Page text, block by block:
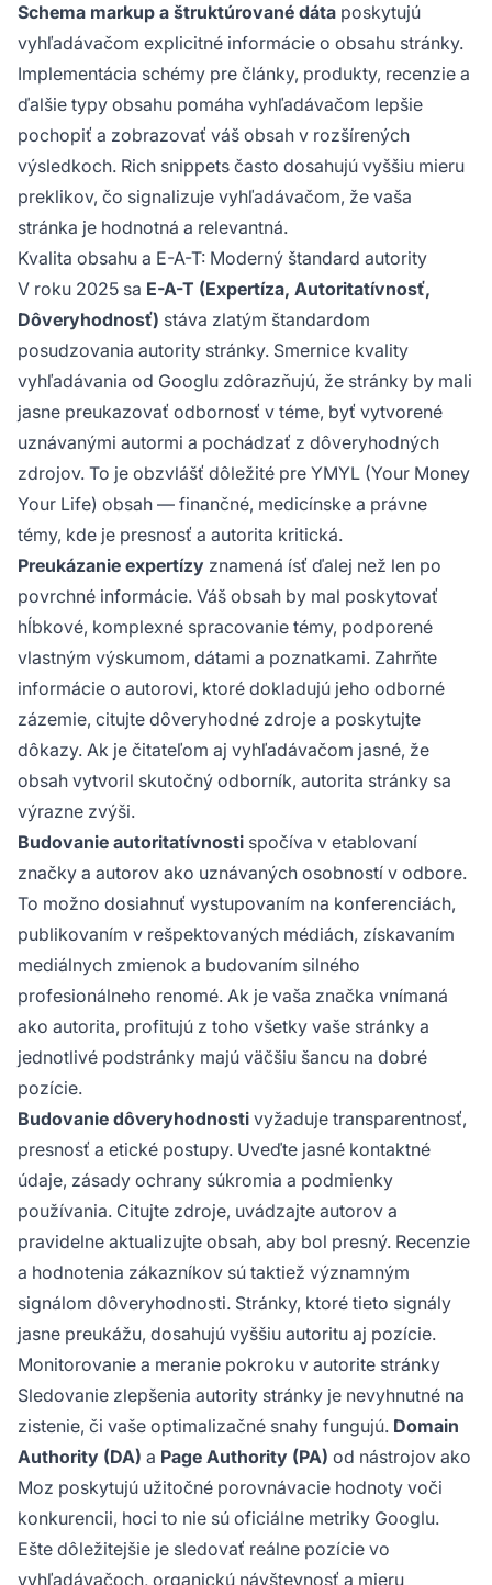
Schema markup a štruktúrované dáta poskytujú
vyhľadávačom explicitné informácie o obsahu stránky.
Implementácia schémy pre články, produkty, recenzie a
ďalšie typy obsahu pomáha vyhľadávačom lepšie
pochopiť a zobrazovať váš obsah v rozšírených
výsledkoch. Rich snippets často dosahujú vyššiu mieru
preklikov, čo signalizuje vyhľadávačom, že vaša
stránka je hodnotná a relevantná.
Kvalita obsahu a E-A-T: Moderný štandard autority
V roku 2025 sa E-A-T (Expertíza, Autoritatívnosť,
Dôveryhodnosť) stáva zlatým štandardom
posudzovania autority stránky. Smernice kvality
vyhľadávania od Googlu zdôrazňujú, že stránky by mali
jasne preukazovať odbornosť v téme, byť vytvorené
uznávanými autormi a pochádzať z dôveryhodných
zdrojov. To je obzvlášť dôležité pre YMYL (Your Money
Your Life) obsah — finančné, medicínske a právne
témy, kde je presnosť a autorita kritická.
Preukázanie expertízy znamená ísť ďalej než len po
povrchné informácie. Váš obsah by mal poskytovať
hĺbkové, komplexné spracovanie témy, podporené
vlastným výskumom, dátami a poznatkami. Zahrňte
informácie o autorovi, ktoré dokladujú jeho odborné
zázemie, citujte dôveryhodné zdroje a poskytujte
dôkazy. Ak je čitateľom aj vyhľadávačom jasné, že
obsah vytvoril skutočný odborník, autorita stránky sa
výrazne zvýši.
Budovanie autoritatívnosti spočíva v etablovaní
značky a autorov ako uznávaných osobností v odbore.
To možno dosiahnuť vystupovaním na konferenciách,
publikovaním v rešpektovaných médiách, získavaním
mediálnych zmienok a budovaním silného
profesionálneho renomé. Ak je vaša značka vnímaná
ako autorita, profitujú z toho všetky vaše stránky a
jednotlivé podstránky majú väčšiu šancu na dobré
pozície.
Budovanie dôveryhodnosti vyžaduje transparentnosť,
presnosť a etické postupy. Uveďte jasné kontaktné
údaje, zásady ochrany súkromia a podmienky
používania. Citujte zdroje, uvádzajte autorov a
pravidelne aktualizujte obsah, aby bol presný. Recenzie
a hodnotenia zákazníkov sú taktiež významným
signálom dôveryhodnosti. Stránky, ktoré tieto signály
jasne preukážu, dosahujú vyššiu autoritu aj pozície.
Monitorovanie a meranie pokroku v autorite stránky
Sledovanie zlepšenia autority stránky je nevyhnutné na
zistenie, či vaše optimalizačné snahy fungujú. Domain
Authority (DA) a Page Authority (PA) od nástrojov ako
Moz poskytujú užitočné porovnávacie hodnoty voči
konkurencii, hoci to nie sú oficiálne metriky Googlu.
Ešte dôležitejšie je sledovať reálne pozície vo
vyhľadávačoch, organickú návštevnosť a mieru